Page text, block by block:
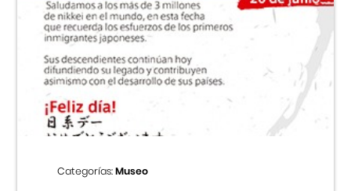
Categorías:Museo